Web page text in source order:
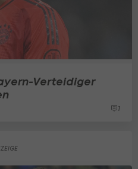
Verteidiger
1